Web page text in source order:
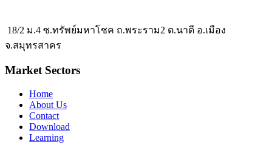
18/2 ม.4 ซ.ทรัพย์มหาโชค ถ.พระราม2 ต.นาดี อ.เมือง
จ.สมุทรสาคร
Market Sectors
Home
About Us
Contact
Download
Learning